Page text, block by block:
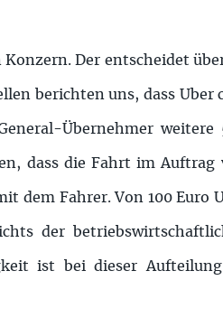
Der entscheidet
berichten uns, dass Uber
Übernehmer weitere
dass die Fahrt im Auftrag
dem Fahrer. Von 100 Euro
der
ist bei dieser